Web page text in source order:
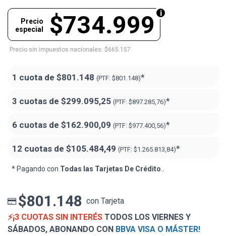
$734.999
Precio
especial
Precio sin impuestos nacionales: $665.157
1 cuota de $801.148 (PTF: $801.148)*
3 cuotas de $299.095,25 (PTF: $897.285,76)*
6 cuotas de $162.900,09 (PTF: $977.400,56)*
12 cuotas de $105.484,49 (PTF: $1.265.813,84)*
* Pagando con Todas las Tarjetas De Crédito
$801.148 con Tarjeta
⚡¡3 CUOTAS SIN INTERÉS TODOS LOS VIERNES Y
SÁBADOS, ABONANDO CON BBVA VISA O MÁSTER!